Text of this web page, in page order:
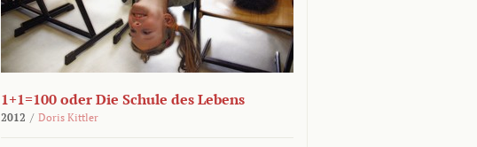
1+1=100 oder Die Schule des Lebens
2012 / Doris Kittler